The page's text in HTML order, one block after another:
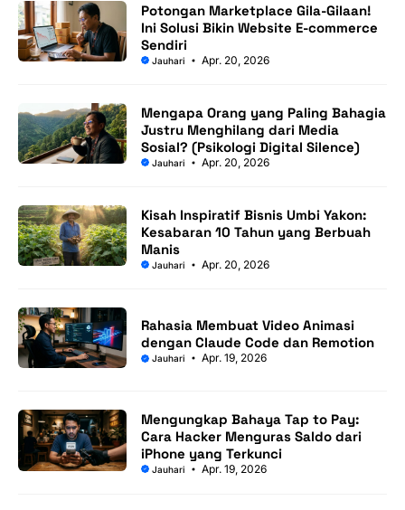
Potongan Marketplace Gila-Gilaan!
Ini Solusi Bikin Website E-commerce
Sendiri
Jauhari Apr. 20, 2026
Mengapa Orang yang Paling Bahagia
Justru Menghilang dari Media
Sosial? (Psikologi Digital Silence)
Jauhari Apr. 20, 2026
Kisah Inspiratif Bisnis Umbi Yakon:
Kesabaran 10 Tahun yang Berbuah
Manis
Jauhari Apr. 20, 2026
Rahasia Membuat Video Animasi
dengan Claude Code dan Remotion
Jauhari Apr. 19, 2026
Mengungkap Bahaya Tap to Pay:
Cara Hacker Menguras Saldo dari
iPhone yang Terkunci
Jauhari Apr. 19, 2026